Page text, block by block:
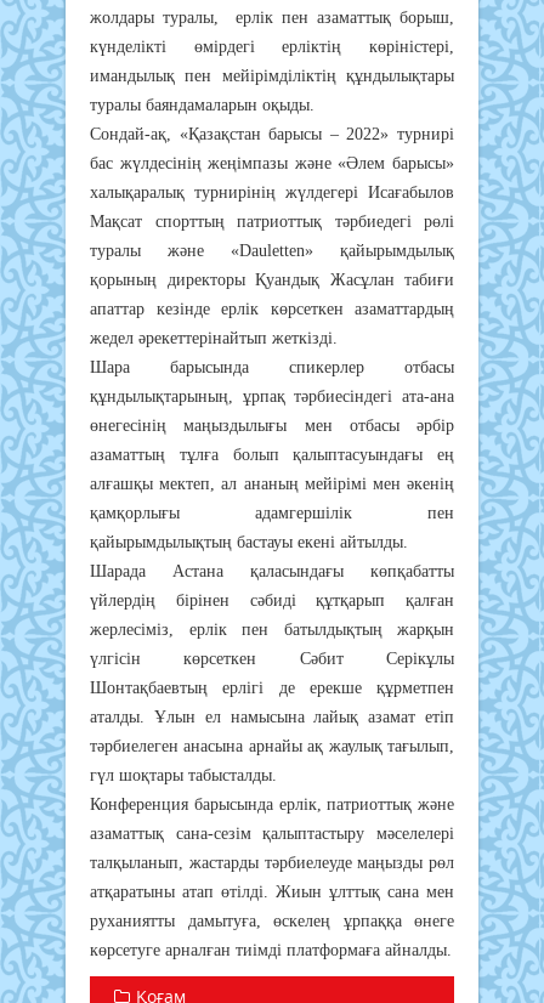
жолдары туралы, ерлік пен азаматтық борыш,
күнделікті өмірдегі ерліктің көріністері,
имандылық пен мейірімділіктің құндылықтары
туралы баяндамаларын оқыды.
Сондай-ақ, «Қазақстан барысы – 2022» турнирі
бас жүлдесінің жеңімпазы және «Әлем барысы»
халықаралық турнирінің жүлдегері Исағабылов
Мақсат спорттың патриоттық тәрбиедегі рөлі
туралы және «Dauletten» қайырымдылық
қорының директоры Қуандық Жасұлан табиғи
апаттар кезінде ерлік көрсеткен азаматтардың
жедел әрекеттерінайтып жеткізді.
Шара барысында спикерлер отбасы
құндылықтарының, ұрпақ тәрбиесіндегі ата-ана
өнегесінің маңыздылығы мен отбасы әрбір
азаматтың тұлға болып қалыптасуындағы ең
алғашқы мектеп, ал ананың мейірімі мен әкенің
қамқорлығы адамгершілік пен
қайырымдылықтың бастауы екені айтылды.
Шарада Астана қаласындағы көпқабатты
үйлердің бірінен сәбиді құтқарып қалған
жерлесіміз, ерлік пен батылдықтың жарқын
үлгісін көрсеткен Сәбит Серікұлы
Шонтақбаевтың ерлігі де ерекше құрметпен
аталды. Ұлын ел намысына лайық азамат етіп
тәрбиелеген анасына арнайы ақ жаулық тағылып,
гүл шоқтары табысталды.
Конференция барысында ерлік, патриоттық және
азаматтық сана-сезім қалыптастыру мәселелері
талқыланып, жастарды тәрбиелеуде маңызды рөл
атқаратыны атап өтілді. Жиын ұлттық сана мен
руханиятты дамытуға, өскелең ұрпаққа өнеге
көрсетуге арналған тиімді платформаға айналды.
Қоғам